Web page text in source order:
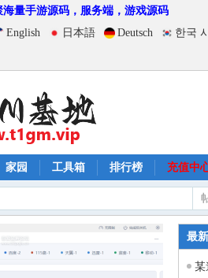
量手游源码，服务端，游戏源码
English 日本語 Deutsch 한국
家园 工具箱 排行榜 充值中
最
某